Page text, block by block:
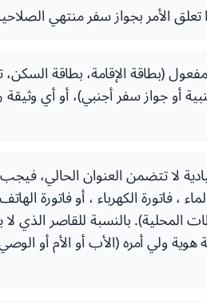
تعلق الأمر بجواز سفر منتهي
(بطاقة الإقامة، بطاقة
أو جواز سفر أجنبي)، أو أي
لا تتضمن العنوان الحالي،
، فاتورة الكهرباء ، أو فاتورة
المحلية). بالنسبة للقاصر الذي
هوية ولي أمره (الأب أو الأم أو